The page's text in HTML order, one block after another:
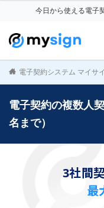
今日から使える電子
電子契約システム マイサ
電子契約の複数人
名まで）
3社間
最